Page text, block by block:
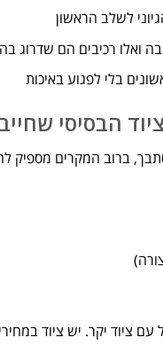
לשלב הראשון
ואלו רכיבים הם שדרוג
בלי לפגוע באיכות
הבסיסי
ברוב המקרים מספיק
עם ציוד יקר. יש ציוד